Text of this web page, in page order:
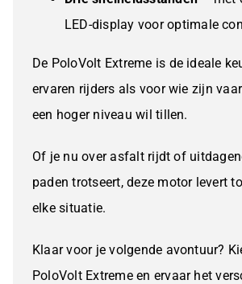
LED-display voor optimale
De PoloVolt Extreme is de ideale
ervaren rijders als voor wie zijn
een hoger niveau wil tillen.
Of je nu over asfalt rijdt of
paden trotseert, deze motor levert
elke situatie.
Klaar voor je volgende avontuur?
PoloVolt Extreme en ervaar het